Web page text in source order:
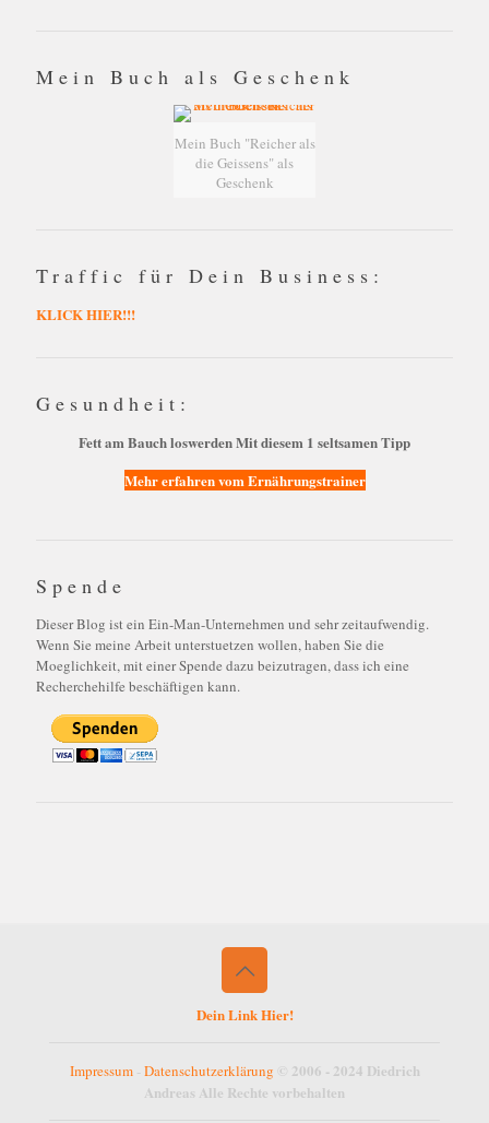
Mein Buch als Geschenk
Mein Buch "Reicher als
die Geissens" als
Geschenk
Traffic für Dein Business:
KLICK HIER!!!
Gesundheit:
Fett am Bauch loswerden Mit diesem 1 seltsamen Tipp
Mehr erfahren vom Ernährungstrainer
Spende
Dieser Blog ist ein Ein-Man-Unternehmen und sehr zeitaufwendig.
Wenn Sie meine Arbeit unterstuetzen wollen, haben Sie die
Moeglichkeit, mit einer Spende dazu beizutragen, dass ich eine
Recherchehilfe beschäftigen kann.
Dein Link Hier!
Impressum- Datenschutzerklärung © 2006 - 2024 Diedrich
Andreas Alle Rechte vorbehalten